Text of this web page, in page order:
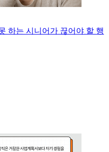
하는 시니어가 끊어야 할 행